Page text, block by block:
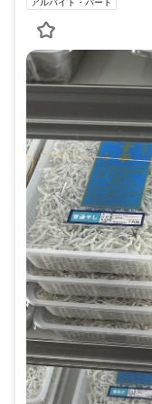
アルバイト・パート